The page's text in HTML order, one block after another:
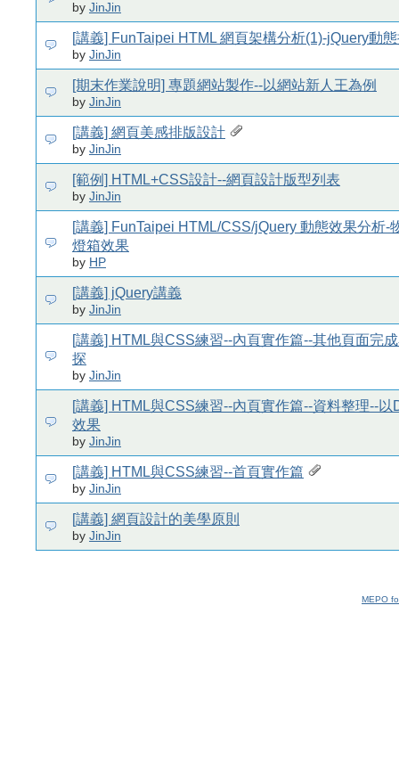
by JinJin
[講義] FunTaipei HTML 網頁架構分析(1)-jQuery動
by JinJin
[期末作業說明] 專題網站製作--以網站新人王為例
by JinJin
[講義] 網頁美感排版設計
by JinJin
[範例] HTML+CSS設計--網頁設計版型列表
by JinJin
[講義] FunTaipei HTML/CSS/jQuery 動態效果分析-
燈箱效果
by HP
[講義] jQuery講義
by JinJin
[講義] HTML與CSS練習--內頁實作篇--其他頁面完
探
by JinJin
[講義] HTML與CSS練習--內頁實作篇--資料整理--以
效果
by JinJin
[講義] HTML與CSS練習--首頁實作篇
by JinJin
[講義] 網頁設計的美學原則
by JinJin
MEPO